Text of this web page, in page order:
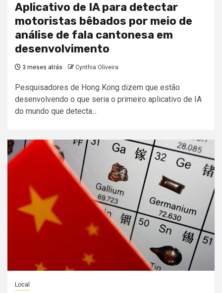
Aplicativo de IA para detectar
motoristas bêbados por meio de
análise de fala cantonesa em
desenvolvimento
3 meses atrás Cynthia Oliveira
Pesquisadores de Hong Kong dizem que estão
desenvolvendo o que seria o primeiro aplicativo de IA
do mundo que detecta...
Local